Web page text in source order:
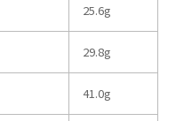
25.6g
29.8g
41.0g